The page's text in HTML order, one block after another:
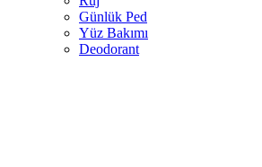
Günlük Ped
Yüz Bakımı
Deodorant